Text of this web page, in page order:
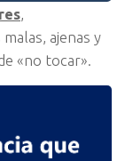
,
ajenas y
«no tocar».